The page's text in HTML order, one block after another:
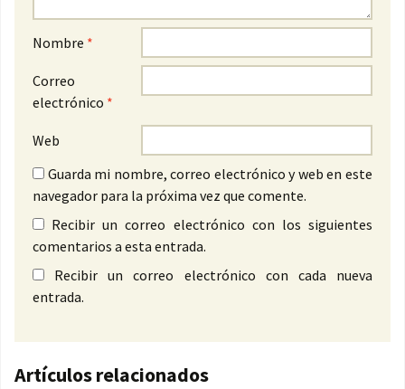
Nombre *
Correo
electrónico *
Web
Guarda mi nombre, correo electrónico y web en este
navegador para la próxima vez que comente.
Recibir un correo electrónico con los siguientes
comentarios a esta entrada.
Recibir un correo electrónico con cada nueva
entrada.
Artículos relacionados